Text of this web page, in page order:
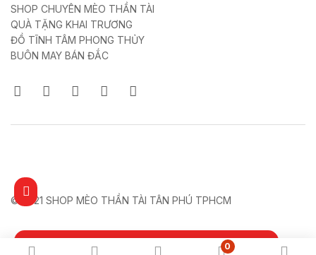
0
SHOP CHUYÊN MÈO THẦN TÀI
QUÀ TẶNG KHAI TRƯƠNG
ĐỒ TĨNH TÂM PHONG THỦY
BUÔN MAY BÁN ĐẮC
© 2021 SHOP MÈO THẦN TÀI TÂN PHÚ TPHCM
100/1 Cao Văn Ngọc - Quận Tân Phú